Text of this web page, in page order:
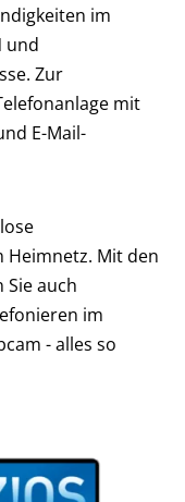
im
und
Zur
mit
E-Mail-
Heimnetz. Mit den
Sie auch
im
- alles so